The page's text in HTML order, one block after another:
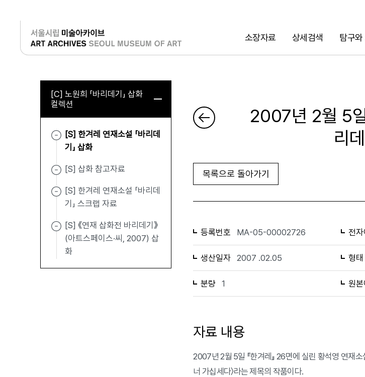
소장자료 상세검색 탐구와
검색
로그인
[C] 노원희 「바리데기」 삽화
컬렉션
[S] 한겨레 연재소설 「바리데
기」 삽화
[S] 삽화 참고자료
[S] 한겨레 연재소설 「바리데
기」 스크랩 자료
[S] 《연재 삽화전 바리데기》
(아트스페이스·씨, 2007) 삽
화
2007년 2월 5일
리
목록으로 돌아가기
등록번호 MA-05-00002726 전
생산일자 2007 .02.05 형태
분량 1 원
자료 내용
2007년 2월 5일 『한겨레』 26면에 실린 황석영 연재
너 가십세다〉라는 제목의 작품이다.